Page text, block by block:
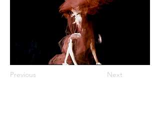
Previous Next